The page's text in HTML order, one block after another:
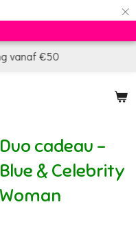
×
vanaf €50
Duo cadeau -
Blue & Celebrity
Woman